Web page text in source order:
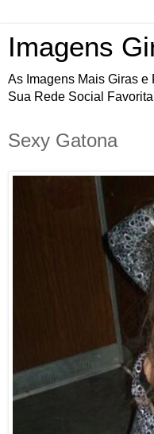
Imagens
As Imagens Mais Giras e
Sua Rede Social
Sexy Gatona